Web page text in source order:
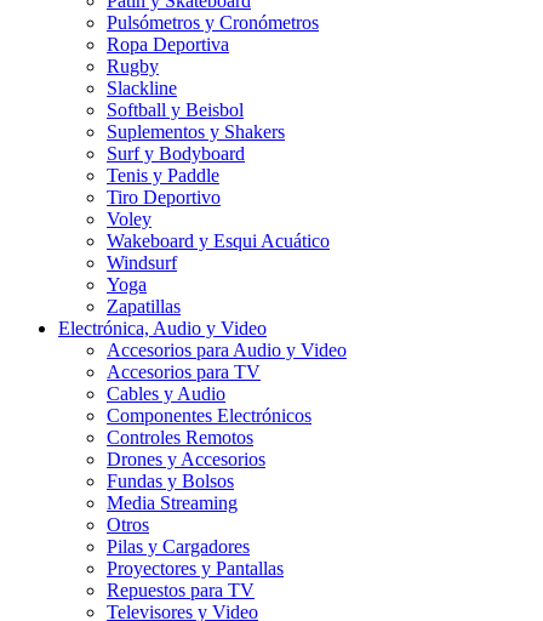
Pulsómetros y Cronómetros
Ropa Deportiva
Rugby
Slackline
Softball y Beisbol
Suplementos y Shakers
Surf y Bodyboard
Tenis y Paddle
Tiro Deportivo
Voley
Wakeboard y Esqui Acuático
Windsurf
Yoga
Zapatillas
Electrónica, Audio y Video
Accesorios para Audio y Video
Accesorios para TV
Cables y Audio
Componentes Electrónicos
Controles Remotos
Drones y Accesorios
Fundas y Bolsos
Media Streaming
Otros
Pilas y Cargadores
Proyectores y Pantallas
Repuestos para TV
Televisores y Video